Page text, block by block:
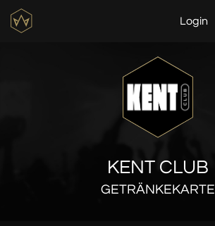
Login
KENT CLUB
GETRÄNKEKARTE